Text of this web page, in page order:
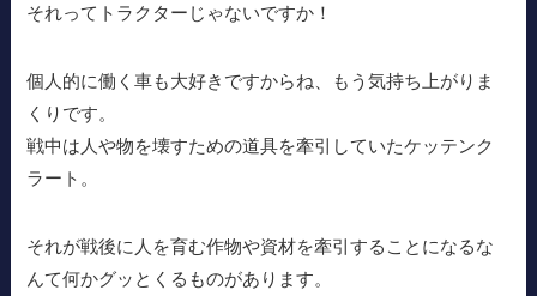
それってトラクターじゃないですか！
個人的に働く車も大好きですからね、もう気持ち上がりま
くりです。
戦中は人や物を壊すための道具を牽引していたケッテンク
ラート。
それが戦後に人を育む作物や資材を牽引することになるな
んて何かグッとくるものがあります。